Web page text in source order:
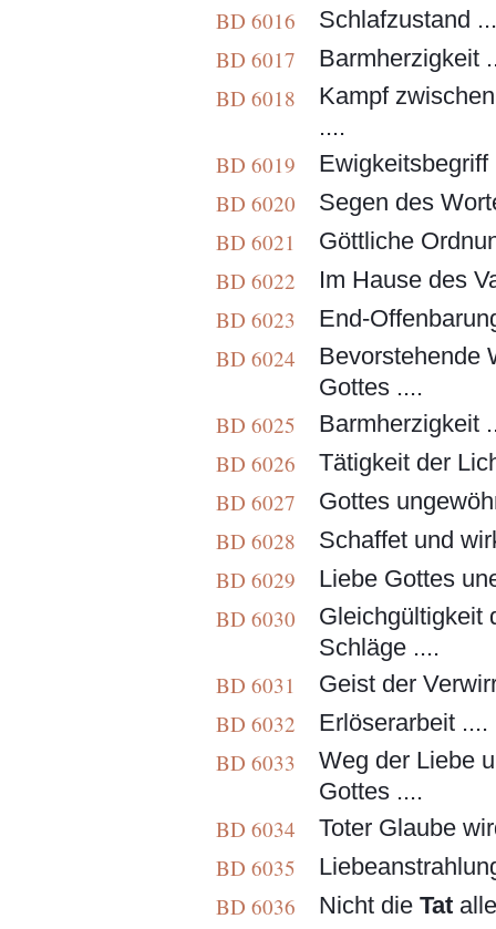
BD 6016
Schlafzustand
BD 6017
Barmherzigkeit
BD 6018
Kampf
....
BD 6019
BD 6020
Segen des
BD 6021
Göttliche
BD 6022
Im Hause des
BD 6023
End-
BD 6024
Bevorstehende
Gottes ....
BD 6025
Barmherzigkeit
BD 6026
Tätigkeit der
BD 6027
Gottes
BD 6028
Schaffet und
BD 6029
Liebe Gottes
BD 6030
Gleichgültigkeit
Schläge ....
BD 6031
Geist der
BD 6032
Erlöserarbeit
BD 6033
Weg der Liebe
Gottes ....
BD 6034
Toter Glaube
BD 6035
BD 6036
Nicht die Tat